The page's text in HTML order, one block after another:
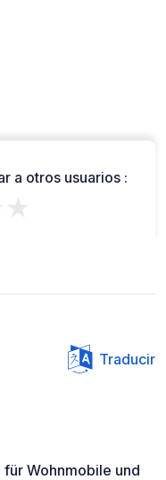
a otros usuarios :
Traducir
Wohnmobile und